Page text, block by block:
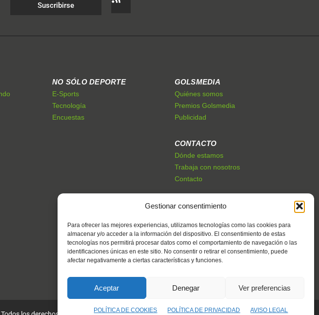
Gestionar consentimiento
Para ofrecer las mejores experiencias, utilizamos tecnologías como las cookies para
almacenar y/o acceder a la información del dispositivo. El consentimiento de estas
tecnologías nos permitirá procesar datos como el comportamiento de navegación o las
identificaciones únicas en este sitio. No consentir o retirar el consentimiento, puede
afectar negativamente a ciertas características y funciones.
Aceptar Denegar Ver preferencias
POLÍTICA DE COOKIES POLÍTICA DE PRIVACIDAD AVISO LEGAL
Suscribirse
NO SÓLO DEPORTE
E-Sports
Tecnología
Encuestas
GOLSMEDIA
Quiénes somos
Premios Golsmedia
Publicidad
CONTACTO
Dónde estamos
Trabaja con nosotros
Contacto